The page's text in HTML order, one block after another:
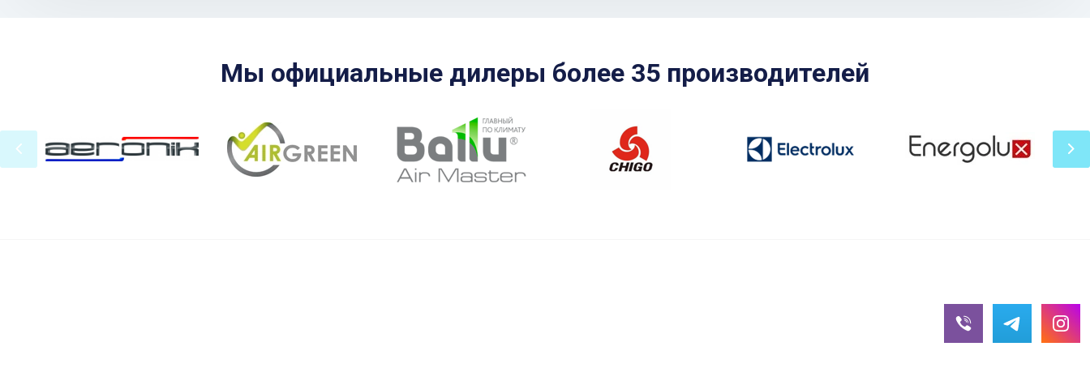
Мы официальные дилеры более 35 производителей